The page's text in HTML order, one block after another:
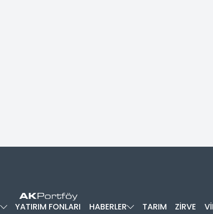
YATIRIM FONLARI HABERLER TARIM ZİRVE